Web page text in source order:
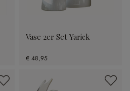
Vase 2er Set Yarick
€ 48,95